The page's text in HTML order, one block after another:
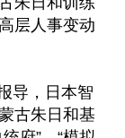
层人事变动
导，日本智
古朱日和基